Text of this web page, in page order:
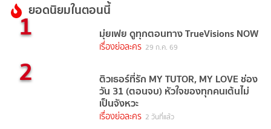
ยอดนิยมในตอนนี้
1 มุ่ยเฟย ดูทุกตอนทาง TrueVisions NOW
เรื่องย่อละคร 29 ก.ค. 69
2 ติวเธอร์ที่รัก MY TUTOR, MY LOVE ช่อง
วัน 31 (ตอนจบ) หัวใจของทุกคนเต้นไม่
เป็นจังหวะ
เรื่องย่อละคร 2 วันที่แล้ว